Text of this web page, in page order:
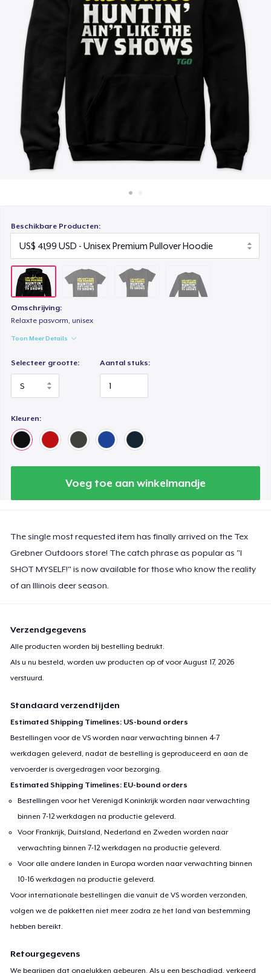
Verkoop overal
Verkoop alles
Beschikbare Producten:
Omschrijving:
Relaxte pasvorm, unisex
Toon Meer Details
Selecteer grootte: Aantal stuks:
Kleuren:
Voeg toe aan winkelmandje
The single most requested item has finally arrived on the Tex
Grebner Outdoors store! The catch phrase as popular as "I
SHOT MYSELF!" is now available for those who know the reality
of an Illinois deer season.
Verzendgegevens
Alle producten worden bij bestelling bedrukt.
Als u nu besteld, worden uw producten op of voorAugust 17, 2026
verstuurd.
Standaard verzendtijden
Estimated Shipping Timelines: US-bound orders
Bestellingen voor de VS worden naar verwachting binnen 4-7
werkdagen geleverd, nadat de bestelling is geproduceerd en aan de
vervoerder is overgedragen voor bezorging.
Estimated Shipping Timelines: EU-bound orders
Bestellingen voor het Verenigd Koninkrijk worden naar verwachting
binnen 7-12 werkdagen na productie geleverd.
Voor Frankrijk, Duitsland, Nederland en Zweden worden naar
verwachting binnen 7-12 werkdagen na productie geleverd.
Voor alle andere landen in Europa worden naar verwachting binnen
10-16 werkdagen na productie geleverd.
Voor internationale bestellingen die vanuit de VS worden verzonden,
volgen we de pakketten niet meer zodra ze het land van bestemming
hebben bereikt.
Retourgegevens
We begrijpen dat ongelukken gebeuren. Als u een beschadigd, verkeerd
Women's Comfort Tee
US$ 19,99
US$ 24,99